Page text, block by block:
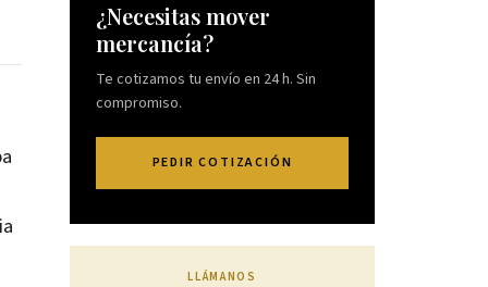
¿Necesitas mover
mercancía?
Te cotizamos tu envío en 24 h. Sin
compromiso.
PEDIR COTIZACIÓN
LLÁMANOS